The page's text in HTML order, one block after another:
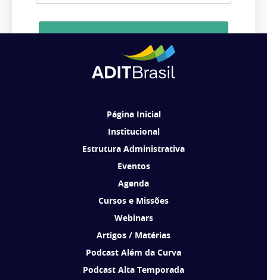
Ao se cadastrar, você concorda em receber comunicações da ADIT
Página Inicial
Institucional
Estrutura Administrativa
Eventos
Agenda
Cursos e Missões
Webinars
Artigos / Matérias
Podcast Além da Curva
Podcast Alta Temporada